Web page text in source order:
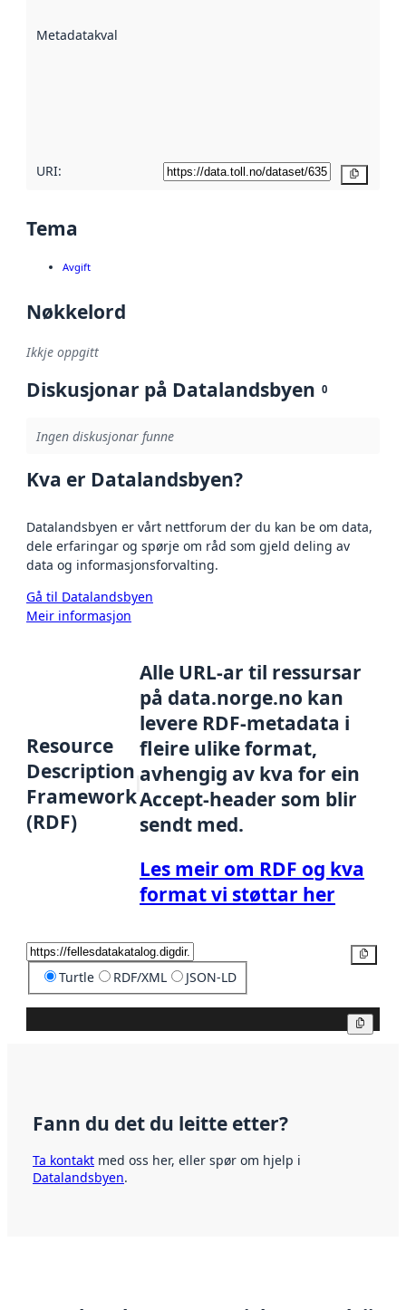
Metadatakvalitet
URI:
Tema
Avgift
Nøkkelord
Ikkje oppgitt
Diskusjonar på Datalandsbyen 0
Ingen diskusjonar funne
Kva er Datalandsbyen?
Datalandsbyen er vårt nettforum der du kan be om data,
dele erfaringar og spørje om råd som gjeld deling av
data og informasjonsforvalting.
Gå til Datalandsbyen
Meir informasjon
Resource
Description
Framework
(RDF)
Alle URL-ar til ressursar
på data.norge.no kan
levere RDF-metadata i
fleire ulike format,
avhengig av kva for ein
Accept-header som blir
sendt med.
Les meir om RDF og kva
format vi støttar her
Turtle RDF/XML JSON-LD
Fann du det du leitte etter?
Ta kontakt med oss her, eller spør om hjelp i
Datalandsbyen.